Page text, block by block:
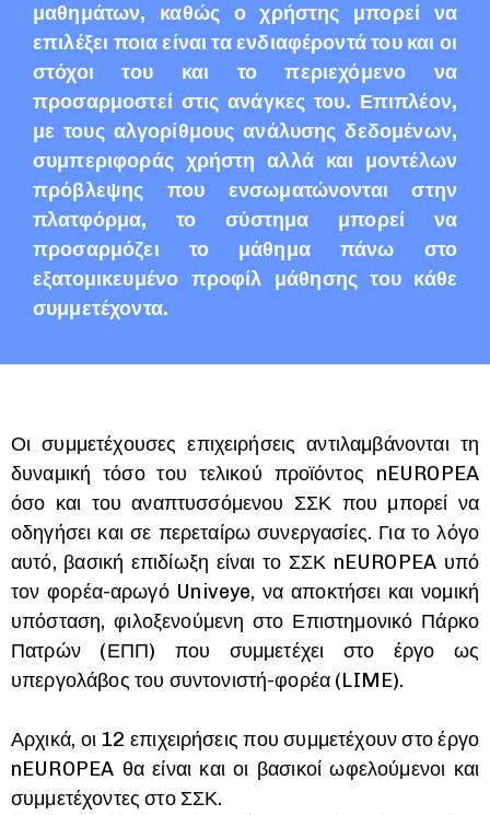
μαθημάτων, καθώς ο χρήστης μπορεί να
επιλέξει ποια είναι τα ενδιαφέροντά του και οι
στόχοι του και το περιεχόμενο να
προσαρμοστεί στις ανάγκες του. Επιπλέον,
με τους αλγορίθμους ανάλυσης δεδομένων,
συμπεριφοράς χρήστη αλλά και μοντέλων
πρόβλεψης που ενσωματώνονται στην
πλατφόρμα, το σύστημα μπορεί να
προσαρμόζει το μάθημα πάνω στο
εξατομικευμένο προφίλ μάθησης του κάθε
συμμετέχοντα.
Οι συμμετέχουσες επιχειρήσεις αντιλαμβάνονται τη
δυναμική τόσο του τελικού προϊόντος nEUROPEA
όσο και του αναπτυσσόμενου ΣΣΚ που μπορεί να
οδηγήσει και σε περεταίρω συνεργασίες. Για το λόγο
αυτό, βασική επιδίωξη είναι το ΣΣΚ nEUROPEA υπό
τον φορέα-αρωγό Univeye, να αποκτήσει και νομική
υπόσταση, φιλοξενούμενη στο Επιστημονικό Πάρκο
Πατρών (ΕΠΠ) που συμμετέχει στο έργο ως
υπεργολάβος του συντονιστή-φορέα (LIME).
Αρχικά, οι 12 επιχειρήσεις που συμμετέχουν στο έργο
nEUROPEA θα είναι και οι βασικοί ωφελούμενοι και
συμμετέχοντες στο ΣΣΚ.